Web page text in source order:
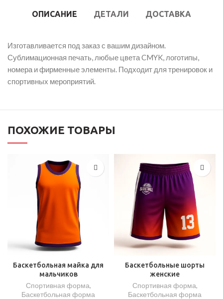
ОПИСАНИЕ ДЕТАЛИ ДОСТАВКА
Изготавливается под заказ с вашим дизайном.
Сублимационная печать, любые цвета CMYK, логотипы,
номера и фирменные элементы. Подходит для тренировок и
спортивных мероприятий.
ПОХОЖИЕ ТОВАРЫ
Баскетбольная майка для
мальчиков
Спортивная форма,
Баскетбольная форма
Баскетбольные шорты
женские
Спортивная форма,
Баскетбольная форма